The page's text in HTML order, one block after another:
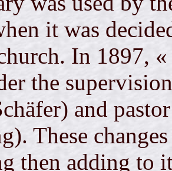
it was
In 1897,
the
and
These
then adding to